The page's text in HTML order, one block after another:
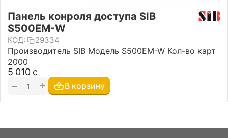
Панель конроля доступа SIB
S500EM-W
КОД: 29334
Производитель SIB Модель S500EM-W Кол-во карт
2000
5 010 с
+
− В корзину